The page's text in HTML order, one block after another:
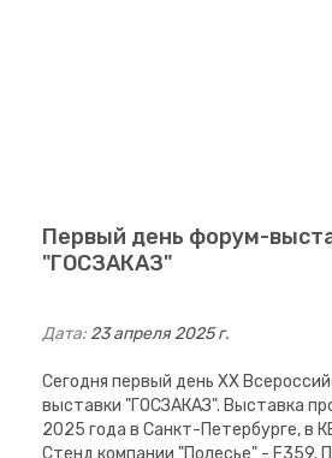
Первый день форум-
"ГОСЗАКАЗ"
Дата:23 апреля 2025 г.
Сегодня первый день XX
выставки "ГОСЗАКАЗ". Выставка
2025 года в Санкт-Петербурге, в
Стенд компании "Полесье" - F359.